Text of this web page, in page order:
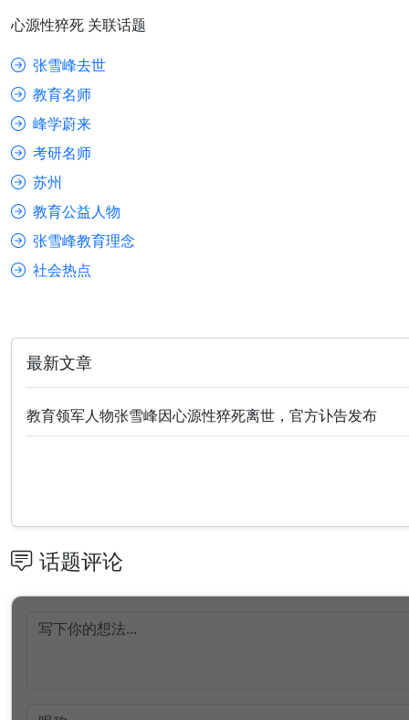
心源性猝死 关联话题
张雪峰去世
教育名师
峰学蔚来
考研名师
苏州
教育公益人物
张雪峰教育理念
社会热点
最新文章
教育领军人物张雪峰因心源性猝死离世，官方讣告发布
话题评论